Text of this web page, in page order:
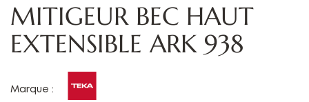
MITIGEUR BEC HAUT
EXTENSIBLE ARK 938
Marque :